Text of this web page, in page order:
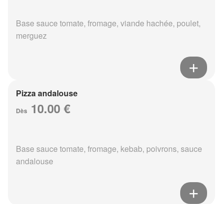
Base sauce tomate, fromage, viande hachée, poulet,
merguez
Pizza andalouse
Dès 10.00 €
Base sauce tomate, fromage, kebab, poivrons, sauce
andalouse